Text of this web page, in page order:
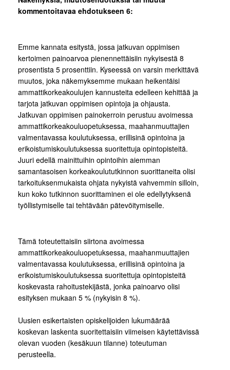
kommentoitavaa ehdotukseen 6:
Emme kannata esitystä, jossa jatkuvan oppimisen
kertoimen painoarvoa pienennettäisiin nykyisestä 8
prosentista 5 prosenttiin. Kyseessä on varsin merkittävä
muutos, joka näkemyksemme mukaan heikentäisi
ammattikorkeakoulujen kannusteita edelleen kehittää ja
tarjota jatkuvan oppimisen opintoja ja ohjausta.
Jatkuvan oppimisen painokerroin perustuu avoimessa
ammattikorkeakouluopetuksessa, maahanmuuttajien
valmentavassa koulutuksessa, erillisinä opintoina ja
erikoistumiskoulutuksessa suoritettuja opintopisteitä.
Juuri edellä mainittuihin opintoihin aiemman
samantasoisen korkeakoulututkinnon suorittaneita olisi
tarkoituksenmukaista ohjata nykyistä vahvemmin silloin,
kun koko tutkinnon suorittaminen ei ole edellytyksenä
työllistymiselle tai tehtävään pätevöitymiselle.
Tämä toteutettaisiin siirtona avoimessa
ammattikorkeakouluopetuksessa, maahanmuuttajien
valmentavassa koulutuksessa, erillisinä opintoina ja
erikoistumiskoulutuksessa suoritettuja opintopisteitä
koskevasta rahoitustekijästä, jonka painoarvo olisi
esityksen mukaan 5 % (nykyisin 8 %).
Uusien esikertaisten opiskelijoiden lukumäärää
koskevan laskenta suoritettaisiin viimeisen käytettävissä
olevan vuoden (kesäkuun tilanne) toteutuman
perusteella.